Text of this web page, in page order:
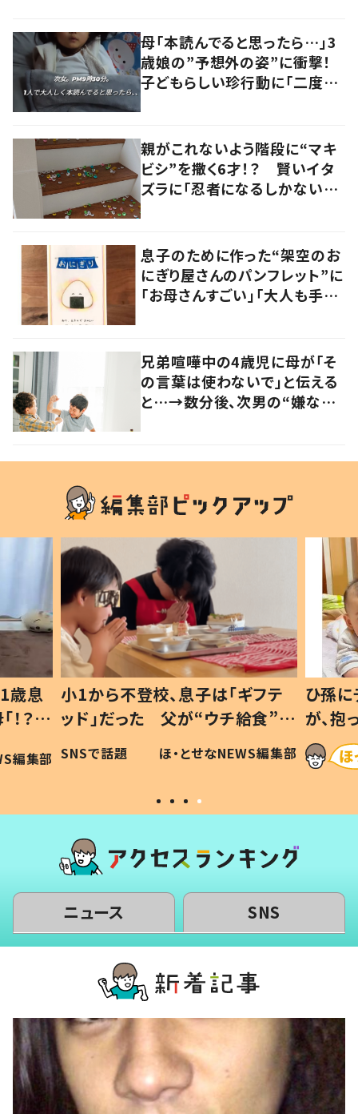
母「本読んでると思ったら…」3
歳娘の”予想外の姿”に衝撃！
子どもらしい珍行動に「二度見
親がこれないよう階段に“マキ
ビシ”を撒く6才！？ 賢いイタ
ズラに「忍者になるしかない」
息子のために作った“架空のお
にぎり屋さんのパンフレット”に
「お母さんすごい」「大人も手に
兄弟喧嘩中の4歳児に母が「そ
の言葉は使わないで」と伝える
と…→数分後、次男の“嫌な気
い」の声
歳息
？」
編集部
小1から不登校、息子は「ギフテ
ッド」だった 父が“ウチ給食”を
作り続ける理由とは #令和の親
#令和の子
SNSで話題 ほ・とせなNEWS編集部
ひ孫
が、
「涙が
い」
ニュース SNS